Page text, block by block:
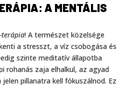
A MENTÁLIS
terápia! A természet közelsége
a stresszt, a víz csobogása és
szinte meditatív állapotba
rohanás zaja elhalkul, az agyad
jelen pillanatra kell fókuszálnod. Ez